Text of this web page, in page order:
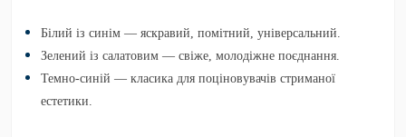
Білий із синім — яскравий, помітний, універсальний.
Зелений із салатовим — свіже, молодіжне поєднання.
Темно-синій — класика для поціновувачів стриманої
естетики.